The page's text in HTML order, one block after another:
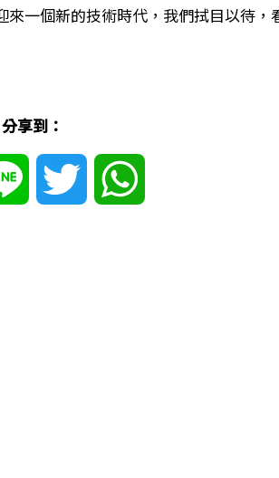
一個新的技術時代，我們拭目以待，
分享到：
Line Twitter